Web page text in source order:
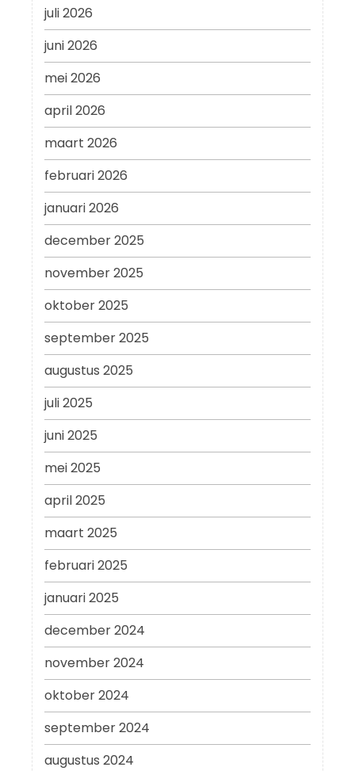
juli 2026
juni 2026
mei 2026
april 2026
maart 2026
februari 2026
januari 2026
december 2025
november 2025
oktober 2025
september 2025
augustus 2025
juli 2025
juni 2025
mei 2025
april 2025
maart 2025
februari 2025
januari 2025
december 2024
november 2024
oktober 2024
september 2024
augustus 2024